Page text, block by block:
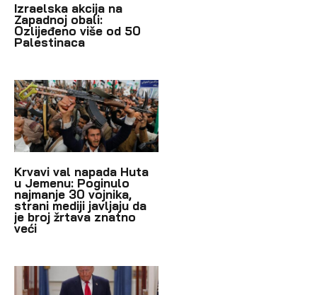
Izraelska akcija na
Zapadnoj obali:
Ozlijeđeno više od 50
Palestinaca
Krvavi val napada Huta
u Jemenu: Poginulo
najmanje 30 vojnika,
strani mediji javljaju da
je broj žrtava znatno
veći